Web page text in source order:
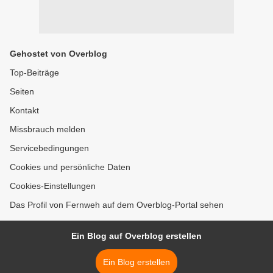
Gehostet von Overblog
Top-Beiträge
Seiten
Kontakt
Missbrauch melden
Servicebedingungen
Cookies und persönliche Daten
Cookies-Einstellungen
Das Profil von Fernweh auf dem Overblog-Portal sehen
Ein Blog auf Overblog erstellen
Ein Blog erstellen